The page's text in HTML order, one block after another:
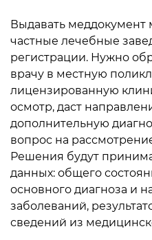
Выдавать меддокумент
частные лечебные
регистрации. Нужно
врачу в местную
лицензированную
осмотр, даст
дополнительную
вопрос на
Решения будут
данных: общего
основного диагноза и
заболеваний,
сведений из